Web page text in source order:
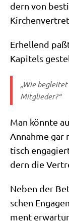
dern von
Erhel­lend
Kapi­tels
„Wie
Mitglieder?“
Man könn­te
Annah­me gar
tisch
dern die
Neben der
schen
ment